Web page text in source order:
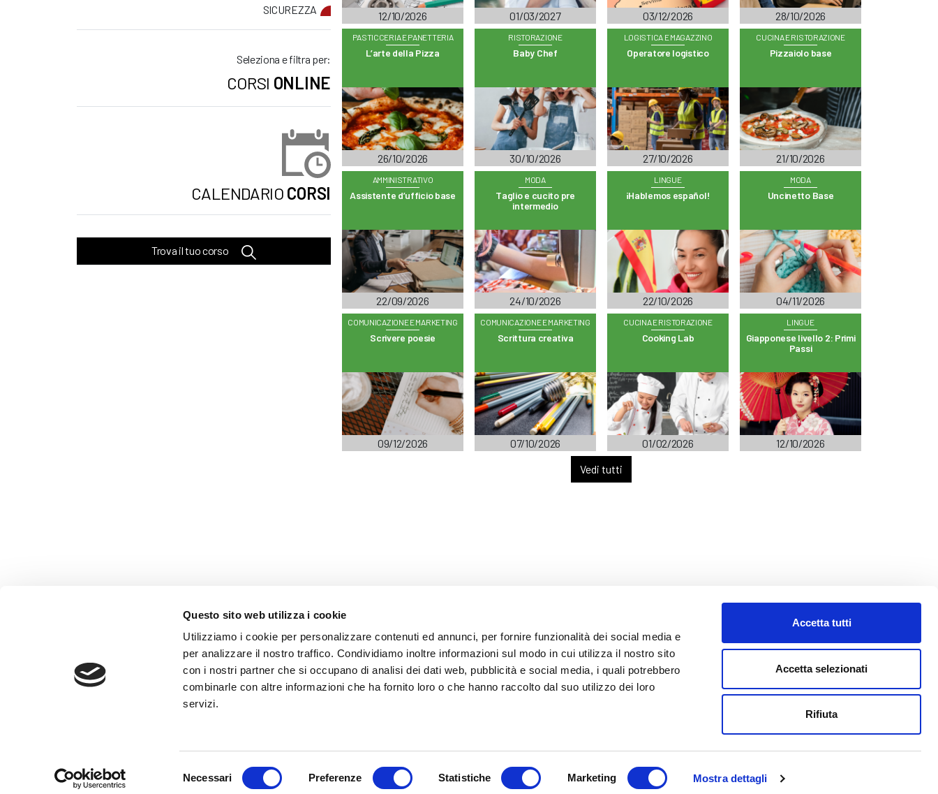
Questo sito web utilizza i cookie
Utilizziamo i cookie per personalizzare contenuti ed annunci, per fornire funzionalità dei social media e
per analizzare il nostro traffico. Condividiamo inoltre informazioni sul modo in cui utilizza il nostro sito
con i nostri partner che si occupano di analisi dei dati web, pubblicità e social media, i quali potrebbero
combinarle con altre informazioni che ha fornito loro o che hanno raccolto dal suo utilizzo dei loro
servizi.
Necessari Preferenze Statistiche Marketing Mostra dettagli
Accetta tutti
Accetta selezionati
Rifiuta
SICUREZZA
Seleziona e filtra per:
CORSI ONLINE
CALENDARIO CORSI
Trova il tuo corso
12/10/2026 01/03/2027 03/12/2026 28/10/2026
PASTICCERIA E PANETTERIA
L’arte della Pizza
26/10/2026
RISTORAZIONE
Baby Chef
30/10/2026
LOGISTICA E MAGAZZINO
Operatore logistico
27/10/2026
CUCINA E RISTORAZIONE
Pizzaiolo base
21/10/2026
AMMINISTRATIVO
Assistente d’ufficio base
22/09/2026
MODA
Taglio e cucito pre
intermedio
24/10/2026
LINGUE
¡Hablemos español!
22/10/2026
MODA
Uncinetto Base
04/11/2026
COMUNICAZIONE E MARKETING
Scrivere poesie
09/12/2026
COMUNICAZIONE E MARKETING
Scrittura creativa
07/10/2026
CUCINA E RISTORAZIONE
Cooking Lab
01/02/2026
LINGUE
Giapponese livello 2: Primi
Passi
12/10/2026
Vedi tutti
WHISTLEBLOWING
ABF Azienda Bergamasca Formazione
C.F. e P. IVA 03240540165 - Tel. (035) 3693711 - via Monte Gleno, 2 - I - 24125 Bergamo (BG) - Email: info@abf.eu